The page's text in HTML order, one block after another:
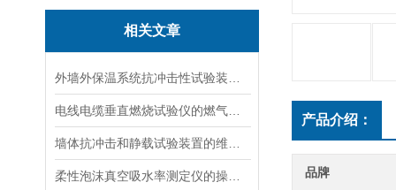
相关文章
产品介绍：
品牌